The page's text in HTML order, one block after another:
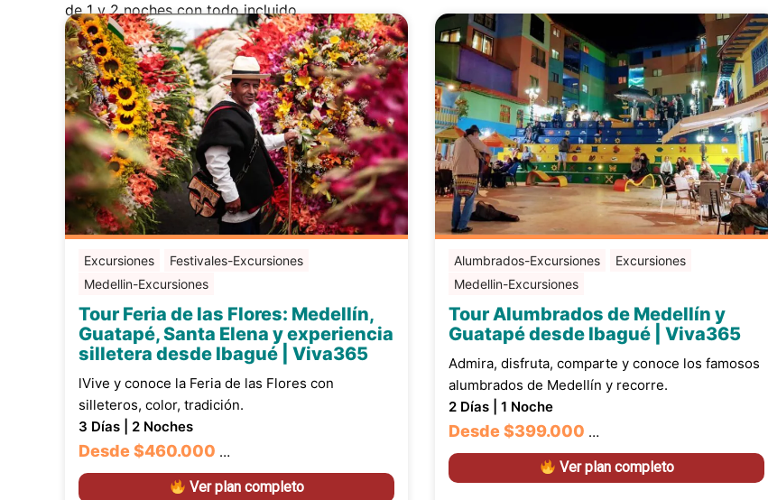
de 1 y 2 noches con todo incluido.
Excursiones
Festivales-Excursiones
Medellin-Excursiones
Tour Feria de las Flores: Medellín,
Guatapé, Santa Elena y experiencia
silletera desde Ibagué | Viva365
lVive y conoce la Feria de las Flores con
silleteros, color, tradición.
3 Días | 2 Noches
Desde$460.000 …
Ver plan completo
Alumbrados-Excursiones
Excursiones
Medellin-Excursiones
Tour Alumbrados de Medellín y
Guatapé desde Ibagué | Viva365
Admira, disfruta, comparte y conoce los famosos
alumbrados de Medellín y recorre.
2 Días | 1 Noche
Desde$399.000 …
Ver plan completo